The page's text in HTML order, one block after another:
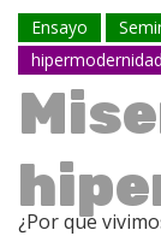
Ensayo
hipermodernidad
¿Por que